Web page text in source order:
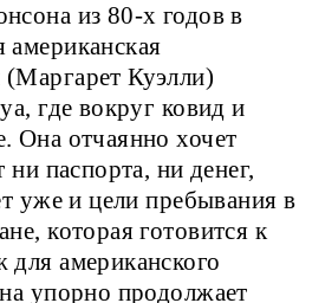
из 80-х годов в
Куэлли)
где вокруг ковид и
Она отчаянно хочет
паспорта, ни денег,
уже и цели пребывания в
которая готовится к
американского
упорно продолжает